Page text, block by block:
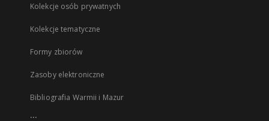
Kolekcje osób prywatnych
Kolekcje tematyczne
Formy zbiorów
Zasoby elektroniczne
Bibliografia Warmii i Mazur
...